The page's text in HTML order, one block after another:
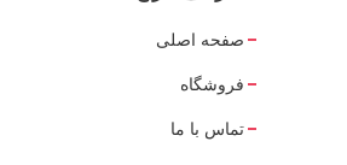
صفحه اصلی
فروشگاه
تماس با ما